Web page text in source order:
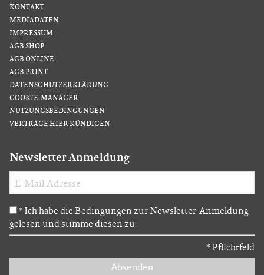
KONTAKT
MEDIADATEN
IMPRESSUM
AGB SHOP
AGB ONLINE
AGB PRINT
DATENSCHUTZERKLÄRUNG
COOKIE-MANAGER
NUTZUNGSBEDINGUNGEN
VERTRÄGE HIER KÜNDIGEN
Newsletter Anmeldung
* Ich habe die Bedingungen zur Newsletter-Anmeldung
gelesen und stimme diesen zu.
* Pflichtfeld
Absenden